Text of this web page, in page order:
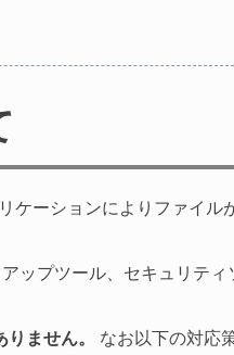
ケーションによりファイル
ップツール、セキュリティ
ません。
なお以下の対応